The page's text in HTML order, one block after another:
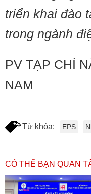
triển khai đào
trong ngành
PV TẠP CHÍ
NAM
Từ khóa: EPS
CÓ THỂ BẠN QUAN